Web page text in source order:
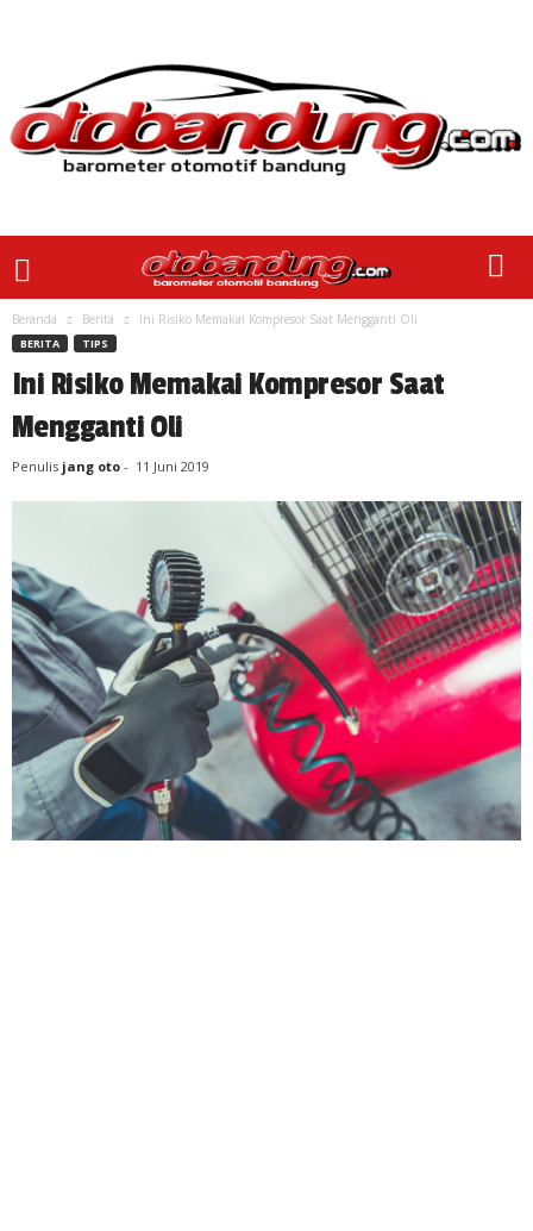
Beranda Berita Ini Risiko Memakai Kompresor Saat Mengganti Oli
BERITA TIPS
Ini Risiko Memakai Kompresor Saat
Mengganti Oli
Penulis jang oto - 11 Juni 2019